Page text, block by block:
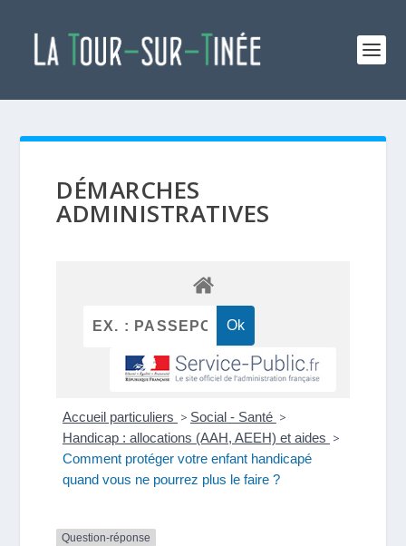
DÉMARCHES
ADMINISTRATIVES
Accueil particuliers > Social - Santé >
Handicap : allocations (AAH, AEEH) et aides >
Comment protéger votre enfant handicapé
quand vous ne pourrez plus le faire ?
Question-réponse